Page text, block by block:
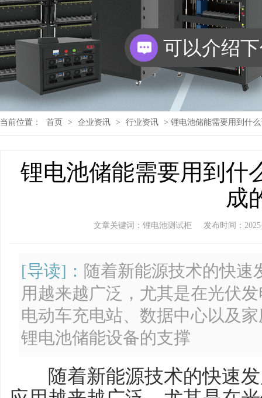
当前位置： 首页 > 企业资讯 > 行业资讯 > 锂电池储能需要用到什
锂电池储能需要用到什
成
文章关键词：锂电池测试柜 发布时间：
[导读]： 随着新能源技术的快速
用越来越广泛，尤其是在光伏
电动车充电站、数据中心以及
锂电池储能设备的支撑
随着新能源技术的快速发
你们是